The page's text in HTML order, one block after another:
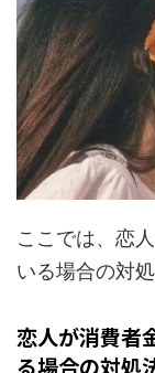
ここでは、恋
いる場合の対
恋人が消費者
る場合の対処